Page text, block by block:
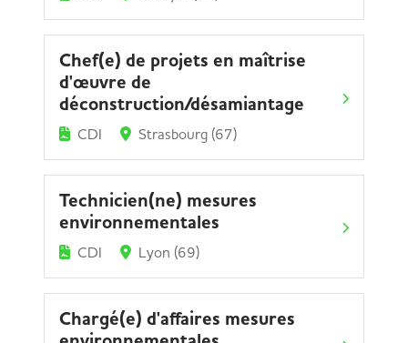
Chef(e) de projets en maîtrise
d'œuvre de
déconstruction/désamiantage
CDI Strasbourg (67)
Technicien(ne) mesures
environnementales
CDI Lyon (69)
Chargé(e) d'affaires mesures